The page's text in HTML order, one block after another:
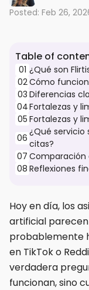
Posted: Feb 26,
Hoy en día, los
artificial
probablemente
en TikTok o
verdadera
funcionan, sino
Table of
01 ¿Qué son
02Cómo
03 Diferencias
04Fortalezas y
05 Fortalezas y
06
¿Qué
citas?
07 Comparación
08 Reflexiones